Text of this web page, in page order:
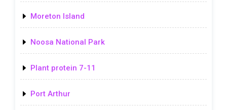
Moreton Island
Noosa National Park
Plant protein 7-11
Port Arthur